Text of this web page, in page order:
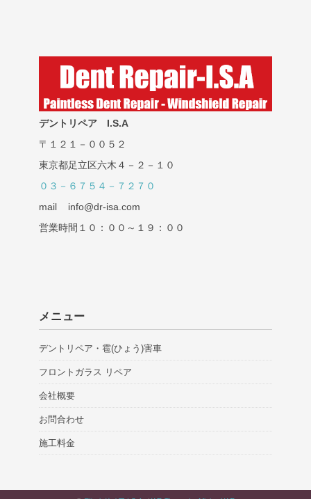
デントリペア I.S.A
〒１２１－００５２
東京都足立区六木４－２－１０
０３－６７５４－７２７０
mail info@dr-isa.com
営業時間１０：００～１９：００
メニュー
デントリペア・雹(ひょう)害車
フロントガラス リペア
会社概要
お問合わせ
施工料金